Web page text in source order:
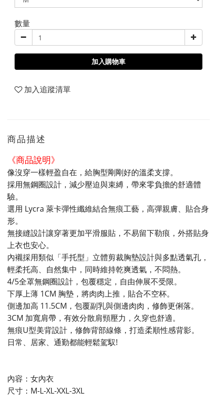
數量
加入購物車
加入追蹤清單
商品描述
《商品說明》
像沒穿一樣輕盈自在，給胸型剛剛好的溫柔支撐。
採用無鋼圈設計，減少壓迫與束縛，帶來零負擔的舒適體
驗。
選用 Lycra 萊卡彈性纖維結合無痕工藝，高彈親膚、貼合身
形。
無接縫設計讓穿著更加平滑服貼，不易留下勒痕，外搭貼身
上衣也安心。
內襯採用類似「手托型」立體剪裁胸墊設計與多點透氣孔，
輕柔托高、自然集中，同時維持乾爽透氣，不悶熱。
4/5全罩無鋼圈設計，包覆穩定，自由伸展不受限。
下厚上薄 1CM 胸墊，將肉肉上推，貼合不空杯。
側邊加高 11.5CM，包覆副乳與側邊肉肉，修飾更俐落。
3CM 加寬肩帶，有效分散肩頸壓力，久穿也舒適。
無痕U型美背設計，修飾背部線條，打造柔順性感背影。
日常、居家、通勤都能輕鬆駕馭!
內容：女內衣
尺寸：M-L-XL-XXL-3XL